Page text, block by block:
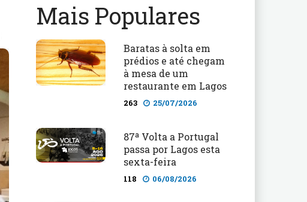
Mais Populares
Baratas à solta em
prédios e até chegam
à mesa de um
restaurante em Lagos
263 25/07/2026
87ª Volta a Portugal
passa por Lagos esta
sexta-feira
118 06/08/2026